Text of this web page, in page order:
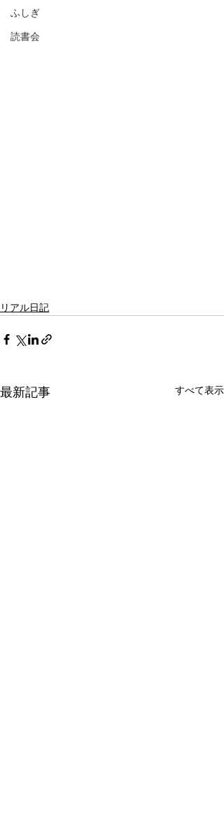
ふしぎ
読書会
リアル日記
最新記事 すべて表示